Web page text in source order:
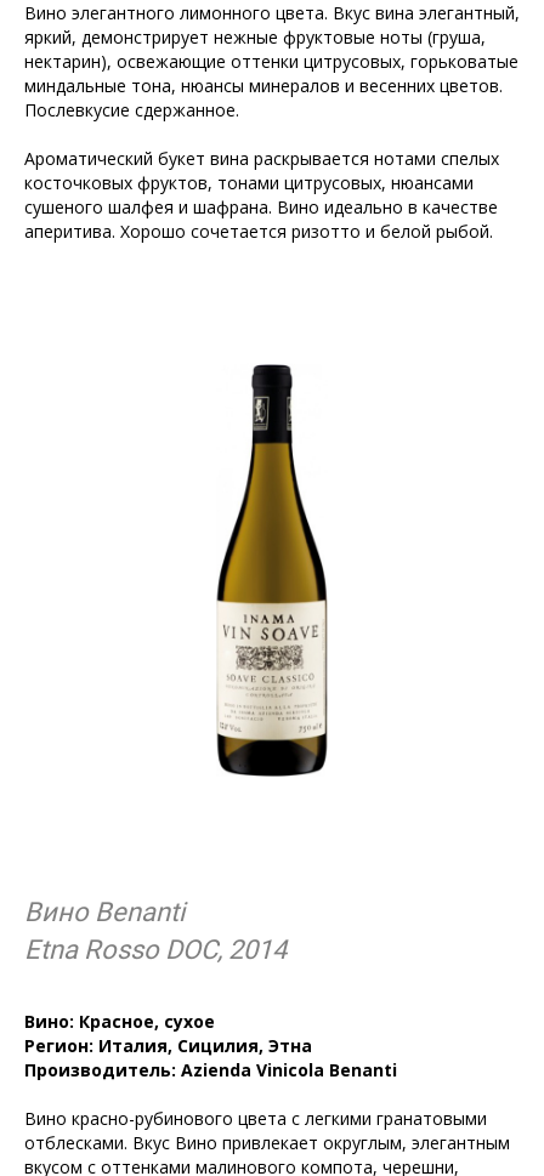
Вино элегантного лимонного цвета. Вкус вина элегантный,
яркий, демонстрирует нежные фруктовые ноты (груша,
нектарин), освежающие оттенки цитрусовых, горьковатые
миндальные тона, нюансы минералов и весенних цветов.
Послевкусие сдержанное.
Ароматический букет вина раскрывается нотами спелых
косточковых фруктов, тонами цитрусовых, нюансами
сушеного шалфея и шафрана. Вино идеально в качестве
аперитива. Хорошо сочетается ризотто и белой рыбой.
Вино Benanti
Etna Rosso DOC, 2014
Вино: Красное, сухое
Регион: Италия, Сицилия, Этна
Производитель: Azienda Vinicola Benanti
Вино красно-рубинового цвета с легкими гранатовыми
отблесками. Вкус Вино привлекает округлым, элегантным
вкусом с оттенками малинового компота, черешни,